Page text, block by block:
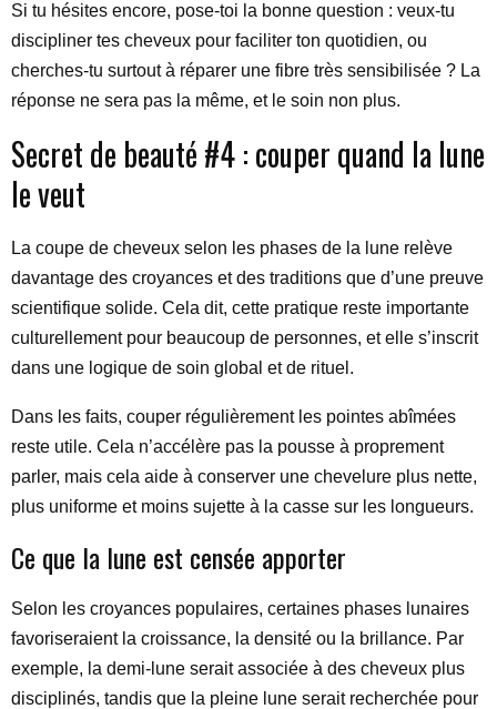
Si tu hésites encore, pose-toi la bonne question : veux-tu
discipliner tes cheveux pour faciliter ton quotidien, ou
cherches-tu surtout à réparer une fibre très sensibilisée ? La
réponse ne sera pas la même, et le soin non plus.
Secret de beauté #4 : couper quand la lune
le veut
La coupe de cheveux selon les phases de la lune relève
davantage des croyances et des traditions que d’une preuve
scientifique solide. Cela dit, cette pratique reste importante
culturellement pour beaucoup de personnes, et elle s’inscrit
dans une logique de soin global et de rituel.
Dans les faits, couper régulièrement les pointes abîmées
reste utile. Cela n’accélère pas la pousse à proprement
parler, mais cela aide à conserver une chevelure plus nette,
plus uniforme et moins sujette à la casse sur les longueurs.
Ce que la lune est censée apporter
Selon les croyances populaires, certaines phases lunaires
favoriseraient la croissance, la densité ou la brillance. Par
exemple, la demi-lune serait associée à des cheveux plus
disciplinés, tandis que la pleine lune serait recherchée pour